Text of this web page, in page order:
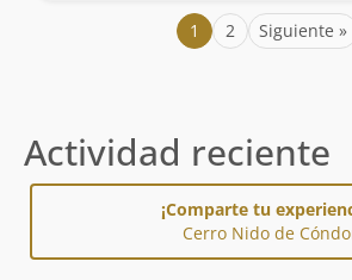
1 2 Siguiente »
Actividad reciente
¡Comparte tu
Cerro Nido de